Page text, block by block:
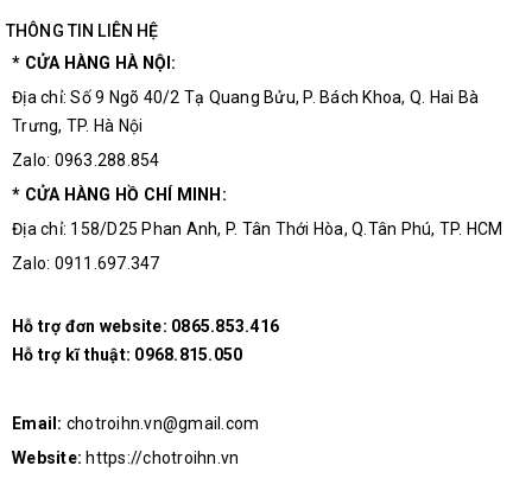
THÔNG TIN LIÊN HỆ
* CỬA HÀNG HÀ NỘI:
Địa chỉ: Số 9 Ngõ 40/2 Tạ Quang Bửu, P. Bách Khoa, Q. Hai Bà
Trưng, TP. Hà Nội
Zalo: 0963.288.854
* CỬA HÀNG HỒ CHÍ MINH:
Địa chỉ: 158/D25 Phan Anh, P. Tân Thới Hòa, Q.Tân Phú, TP. HCM
Zalo: 0911.697.347
Hỗ trợ đơn website: 0865.853.416
Hỗ trợ kĩ thuật: 0968.815.050
Email: chotroihn.vn@gmail.com
Website: https://chotroihn.vn